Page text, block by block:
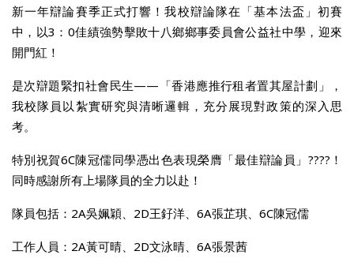
新一年辯論賽季正式打響！我校辯論隊在「基本法盃」初賽
中，以3：0佳績強勢擊敗十八鄉鄉事委員會公益社中學，迎來
開門紅！
是次辯題緊扣社會民生——「香港應推行租者置其屋計劃」，
我校隊員以紮實研究與清晰邏輯，充分展現對政策的深入思
考。
特別祝賀6C陳冠儒同學憑出色表現榮膺「最佳辯論員」????！
同時感謝所有上場隊員的全力以赴！
隊員包括：2A吳姵穎、2D王釨洋、6A張芷琪、6C陳冠儒
工作人員：2A黃可晴、2D文泳晴、6A張景茜